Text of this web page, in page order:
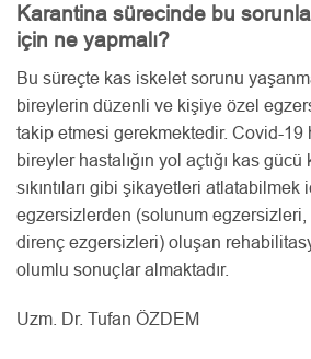
Karantina sürecinde bu
için ne yapmalı?
Bu süreçte kas iskelet sorunu
bireylerin düzenli ve kişiye özel
takip etmesi gerekmektedir. Covid-19
bireyler hastalığın yol açtığı kas gücü
sıkıntıları gibi şikayetleri atlatabilmek
egzersizlerden (solunum egzersizleri,
direnç ezgersizleri) oluşan
olumlu sonuçlar almaktadır.
Uzm. Dr. Tufan ÖZDEM